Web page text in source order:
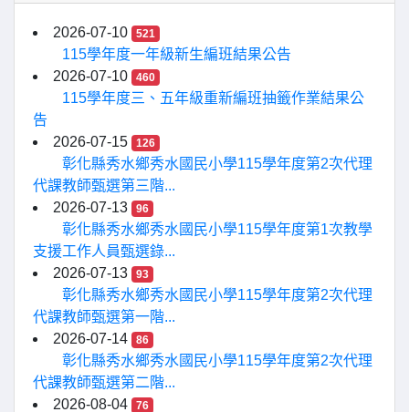
2026-07-10 521
115學年度一年級新生編班結果公告
2026-07-10
460
115學年度三、五年級重新編班抽籤作業結果公
告
2026-07-15
126
彰化縣秀水鄉秀水國民小學115學年度第2次代理
代課教師甄選第三階...
2026-07-13
96
彰化縣秀水鄉秀水國民小學115學年度第1次教學
支援工作人員甄選錄...
2026-07-13
93
彰化縣秀水鄉秀水國民小學115學年度第2次代理
代課教師甄選第一階...
2026-07-14
86
彰化縣秀水鄉秀水國民小學115學年度第2次代理
代課教師甄選第二階...
2026-08-04
76